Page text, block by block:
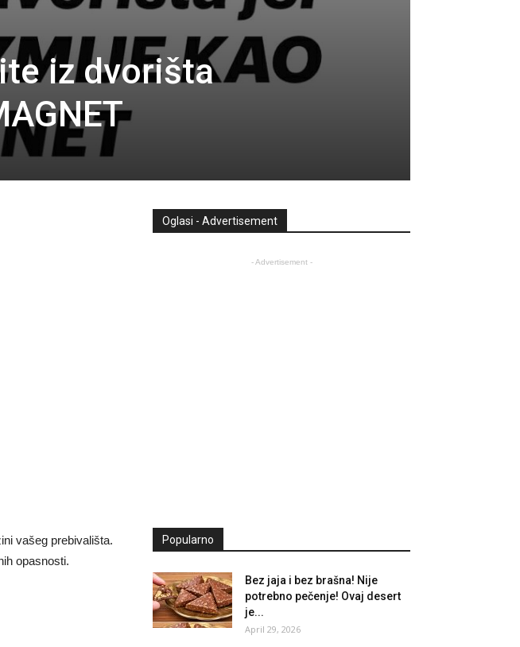
iz dvorišta
vašeg prebivališta.
opasnosti.
Oglasi - Advertisement
- Advertisement -
Popularno
Bez jaja i bez brašna! Nije
potrebno pečenje! Ovaj desert
je...
April 29, 2026